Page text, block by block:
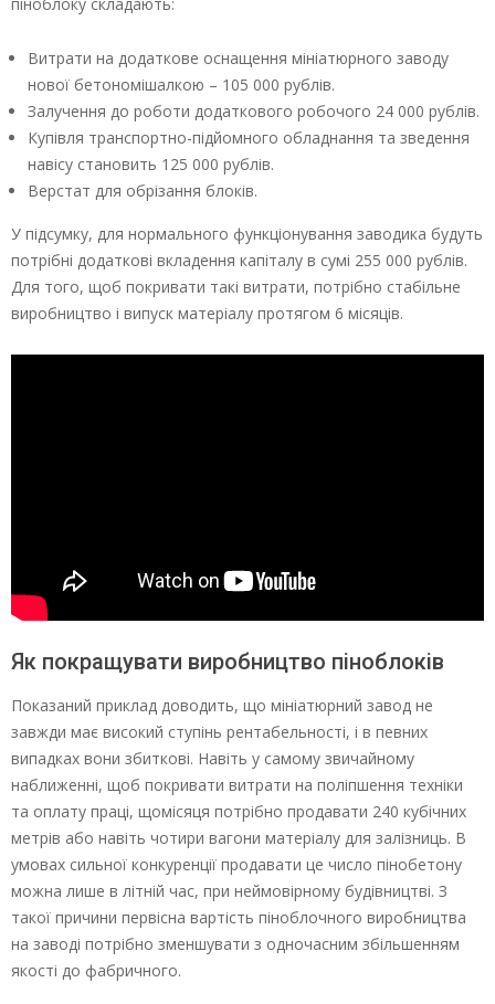
Витрати на додаткове оснащення мініатюрного заводу
нової бетономішалкою – 105 000 рублів.
Залучення до роботи додаткового робочого 24 000 рублів.
Купівля транспортно-підйомного обладнання та зведення
навісу становить 125 000 рублів.
Верстат для обрізання блоків.
У підсумку, для нормального функціонування заводика будуть
потрібні додаткові вкладення капіталу в сумі 255 000 рублів.
Для того, щоб покривати такі витрати, потрібно стабільне
виробництво і випуск матеріалу протягом 6 місяців.
Як покращувати виробництво піноблоків
Показаний приклад доводить, що мініатюрний завод не
завжди має високий ступінь рентабельності, і в певних
випадках вони збиткові. Навіть у самому звичайному
наближенні, щоб покривати витрати на поліпшення техніки
та оплату праці, щомісяця потрібно продавати 240 кубічних
метрів або навіть чотири вагони матеріалу для залізниць. В
умовах сильної конкуренції продавати це число пінобетону
можна лише в літній час, при неймовірному будівництві. З
такої причини первісна вартість піноблочного виробництва
на заводі потрібно зменшувати з одночасним збільшенням
якості до фабричного.